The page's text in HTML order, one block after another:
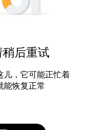
后重试
儿，它可能正忙着
能恢复正常